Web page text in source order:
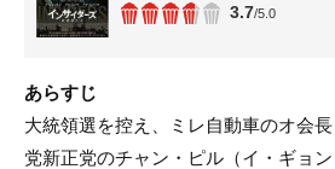
3.7/5.0
あらすじ
大統領選を控え、ミレ自動車のオ会
党新正党のチャン・ピル（イ・ギョ